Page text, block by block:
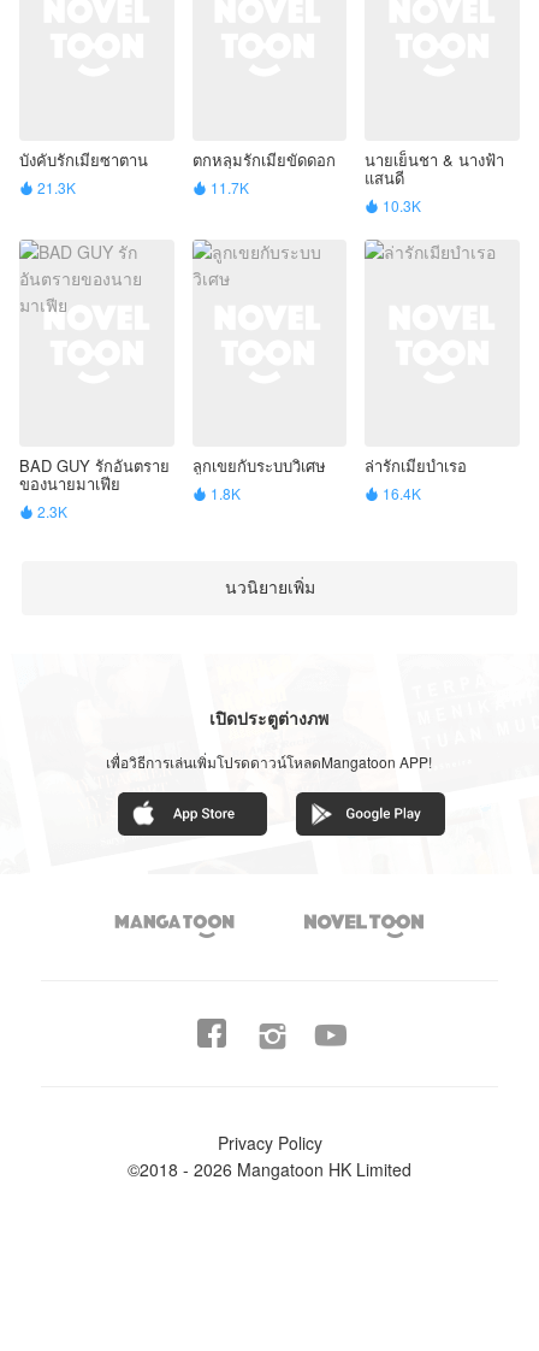
บังคับรักเมียซาตาน
 21.3K
ตกหลุมรักเมียขัดดอก
 11.7K
นายเย็นชา & นางฟ้า
แสนดี
 10.3K
BAD GUY รักอันตราย
ของนายมาเฟีย
 2.3K
ลูกเขยกับระบบวิเศษ
 1.8K
ล่ารักเมียบำเรอ
 16.4K
นวนิยายเพิ่ม
เปิดประตูต่างภพ
เพื่อวิธีการเล่นเพิ่มโปรดดาวน์โหลดMangatoon APP!
 
 
Privacy Policy
©2018 - 2026 Mangatoon HK Limited